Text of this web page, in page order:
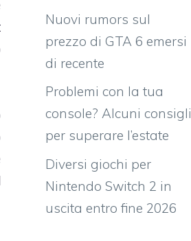
Nuovi rumors sul
prezzo di GTA 6 emersi
di recente
Problemi con la tua
console? Alcuni consigli
per superare l’estate
Diversi giochi per
Nintendo Switch 2 in
uscita entro fine 2026